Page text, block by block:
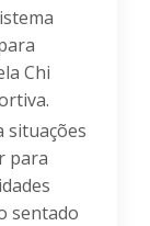
Chi
situações
para
sentado